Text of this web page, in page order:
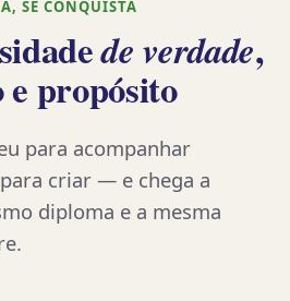
SE CONQUISTA
de verdade,
e propósito
para acompanhar
criar — e chega a
diploma e a mesma